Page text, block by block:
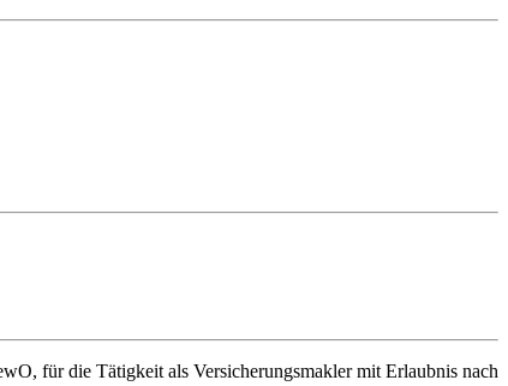
für die Tätigkeit als Versicherungsmakler mit Erlaubnis nach